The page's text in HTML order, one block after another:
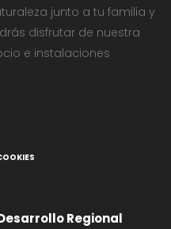
junto a tu familia y
disfrutar de nuestra
e instalaciones
Regional